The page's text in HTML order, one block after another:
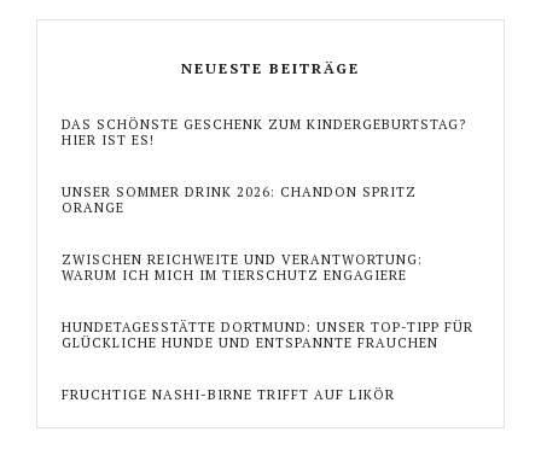
NEUESTE BEITRÄGE
DAS SCHÖNSTE GESCHENK ZUM KINDERGEBURTSTAG?
HIER IST ES!
UNSER SOMMER DRINK 2026: CHANDON SPRITZ
ORANGE
ZWISCHEN REICHWEITE UND VERANTWORTUNG:
WARUM ICH MICH IM TIERSCHUTZ ENGAGIERE
HUNDETAGESSTÄTTE DORTMUND: UNSER TOP-TIPP FÜR
GLÜCKLICHE HUNDE UND ENTSPANNTE FRAUCHEN
FRUCHTIGE NASHI-BIRNE TRIFFT AUF LIKÖR